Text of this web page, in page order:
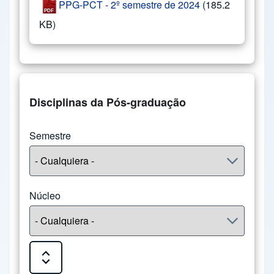
PPG-PCT - 2º semestre de 2024 (185.2
KB)
Disciplinas da Pós-graduação
Semestre
Núcleo
Expand or Collapse all sections